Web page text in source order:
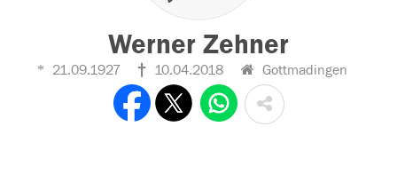
Werner Zehner
21.09.1927 10.04.2018 Gottmadingen